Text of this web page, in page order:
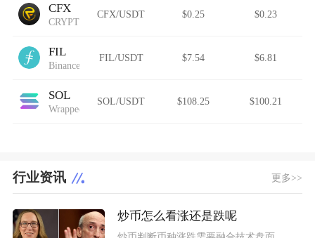
CFX
CRYPTOFOREX
CFX/USDT $0.25 $0.23
FIL
Binance-Peg Filecoin
FIL/USDT $7.54 $6.81
SOL
Wrapped Solana
SOL/USDT $108.25 $100.21
行业资讯 更多>>
炒币怎么看涨还是跌呢